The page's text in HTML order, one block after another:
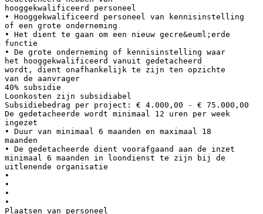
hooggekwalificeerd personeel
• Hooggekwalificeerd personeel van kennisinstelling
of een grote onderneming
• Het dient te gaan om een nieuw gecre&euml;erde
functie
• De grote onderneming of kennisinstelling waar
het hooggekwalificeerd vanuit gedetacheerd
wordt, dient onafhankelijk te zijn ten opzichte
van de aanvrager
40% subsidie
Loonkosten zijn subsidiabel
Subsidiebedrag per project: € 4.000,00 - € 75.000,00
De gedetacheerde wordt minimaal 12 uren per week
ingezet
• Duur van minimaal 6 maanden en maximaal 18
maanden
• De gedetacheerde dient voorafgaand aan de inzet
minimaal 6 maanden in loondienst te zijn bij de
uitlenende organisatie
•
•
•
•
Plaatsen van personeel